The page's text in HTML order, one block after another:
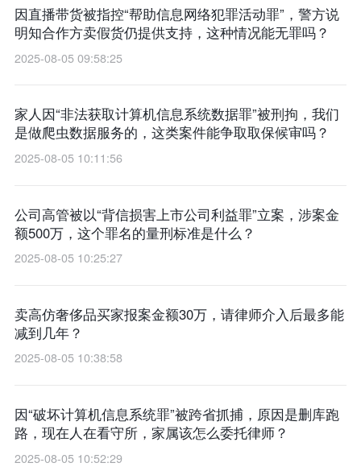
因直播带货被指控“帮助信息网络犯罪活动罪”，警方说
明知合作方卖假货仍提供支持，这种情况能无罪吗？
2025-08-05 09:58:25
家人因“非法获取计算机信息系统数据罪”被刑拘，我们
是做爬虫数据服务的，这类案件能争取取保候审吗？
2025-08-05 10:11:56
公司高管被以“背信损害上市公司利益罪”立案，涉案金
额500万，这个罪名的量刑标准是什么？
2025-08-05 10:25:27
卖高仿奢侈品买家报案金额30万，请律师介入后最多能
减到几年？
2025-08-05 10:38:58
因“破坏计算机信息系统罪”被跨省抓捕，原因是删库跑
路，现在人在看守所，家属该怎么委托律师？
2025-08-05 10:52:29